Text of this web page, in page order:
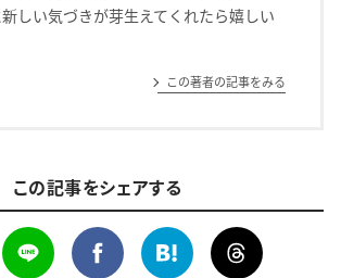
しい気づきが芽生えてくれたら嬉しい
この著者の記事をみる
この記事をシェアする